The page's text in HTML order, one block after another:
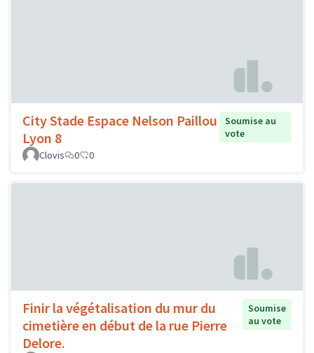
City Stade Espace Nelson Paillou
Lyon 8
Soumise au
vote
Clovis
0 0
Finir la végétalisation du mur du
cimetière en début de la rue Pierre
Delore.
Soumise
au vote